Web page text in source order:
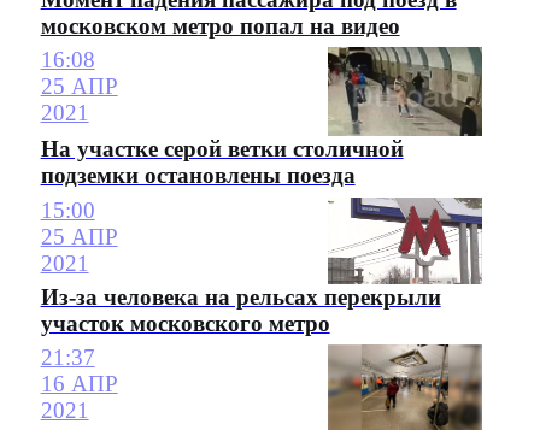
московском метро попал на видео
16:08
25 АПР
2021
На участке серой ветки столичной
подземки остановлены поезда
15:00
25 АПР
2021
Из-за человека на рельсах перекрыли
участок московского метро
21:37
16 АПР
2021